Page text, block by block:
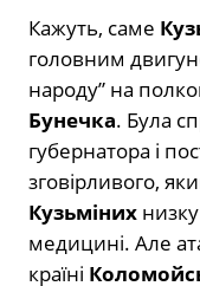
Кажуть, саме
головним
народу” на
Бунечка. Була
губернатора і
зговірливого,
Кузьміних
медицині. Але
країні